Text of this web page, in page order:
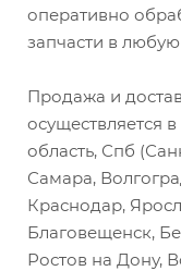
оперативно
запчасти в
Продажа и
осуществляется
область, Спб
Самара,
Краснодар,
Благовещенск,
Ростов на Дону,